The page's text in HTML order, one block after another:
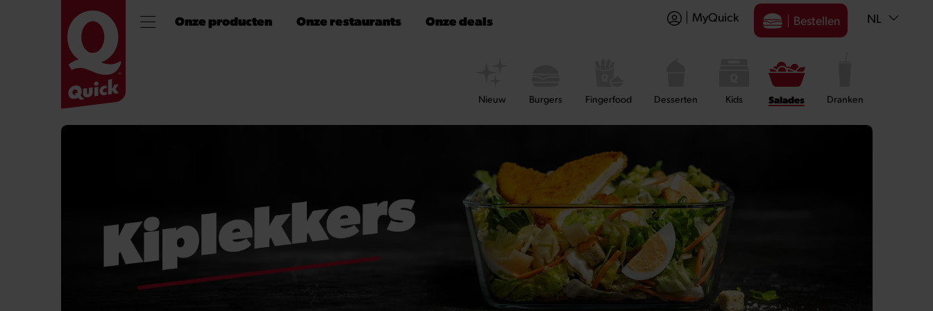
Onze producten Onze restaurants Onze deals MyQuick Bestellen NL
Nieuw Burgers Fingerfood Desserten Kids Salades Dranken